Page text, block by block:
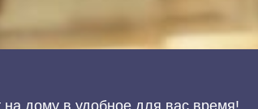
дому в удобное для вас время!